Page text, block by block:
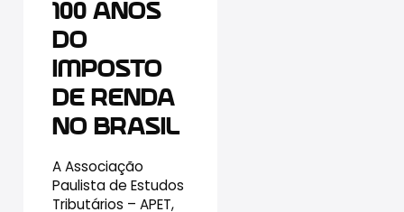
100 ANOS
DO
IMPOSTO
DE RENDA
NO BRASIL
A Associação
Paulista de Estudos
Tributários – APET,